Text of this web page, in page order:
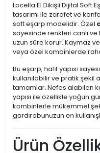
Locella El Dikişli Dijital Soft
tasarımı ile zarafet ve
soft eşarp modelidir. Özel
sayesinde renkleri canlı ve
uzun süre korur. Kaymaz
veya özel kombinlerde
Bu eşarp, hafif yapısı
kullanılabilir ve pratik şekil
tamamlar. Nefes alabilen
yapısı ile özellikle yoğun
kombinlerle mükemmel
gardırobunuzun en
Ürün